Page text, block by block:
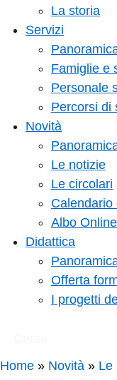
La storia
Servizi
Famiglie e
Personale
Percorsi di
Novità
Le notizie
Le circolari
Calendario
Albo Online
Didattica
Offerta
I progetti
Home
Novità Le